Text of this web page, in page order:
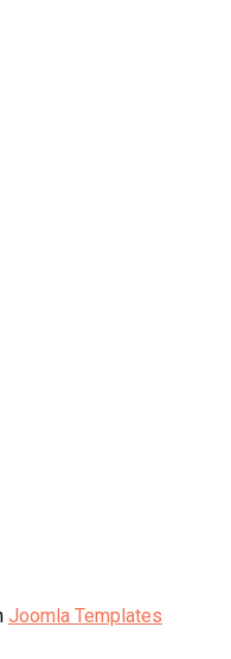
Joomla Templates